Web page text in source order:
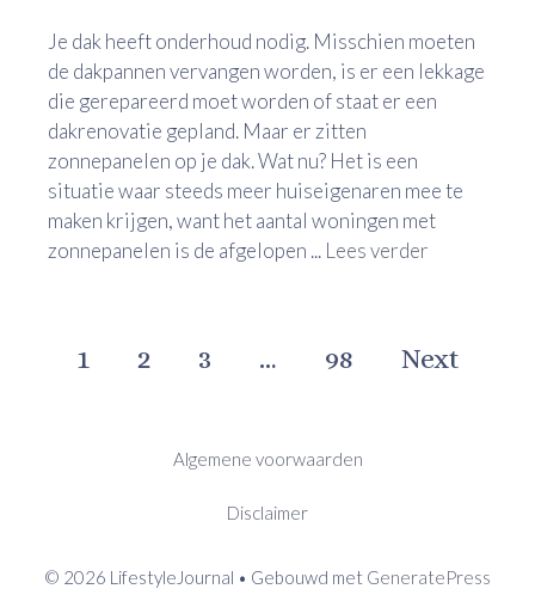
Je dak heeft onderhoud nodig. Misschien moeten
de dakpannen vervangen worden, is er een lekkage
die gerepareerd moet worden of staat er een
dakrenovatie gepland. Maar er zitten
zonnepanelen op je dak. Wat nu? Het is een
situatie waar steeds meer huiseigenaren mee te
maken krijgen, want het aantal woningen met
zonnepanelen is de afgelopen ... Lees verder
1 2 3 … 98 Next
Algemene voorwaarden
Disclaimer
© 2026 LifestyleJournal • Gebouwd met GeneratePress